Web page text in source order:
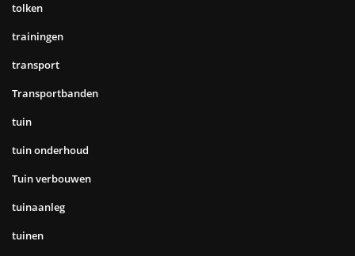
tolken
trainingen
transport
Transportbanden
tuin
tuin onderhoud
Tuin verbouwen
tuinaanleg
tuinen